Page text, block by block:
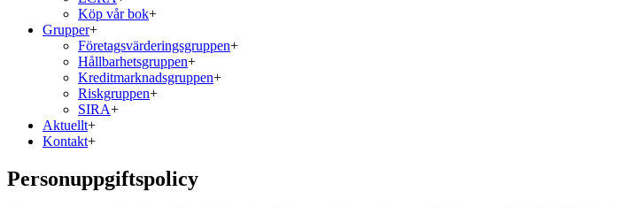
Köp vår bok+
Grupper+
Företagsvärderingsgruppen+
Hållbarhetsgruppen+
Kreditmarknadsgruppen+
Riskgruppen+
SIRA+
Aktuellt+
Kontakt+
Personuppgiftspolicy